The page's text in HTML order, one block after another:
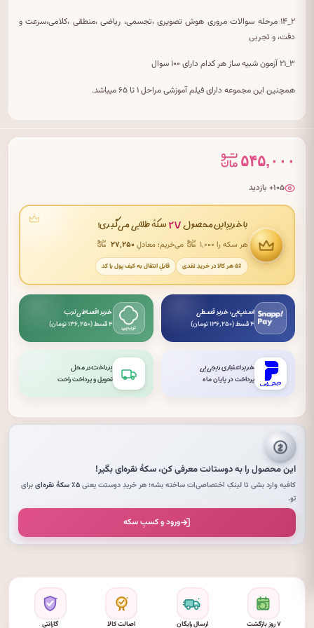
۲_۱۴ مرحله سوالات مروری هوش تصویری ،تجسمی، ریاضی ،منطقی ،کلامی،سرعت و
دقت، و تجربی
۳_۲۱ آزمون شبیه ساز هر کدام دارای ۱۰۰ سوال
همچنین این مجموعه دارای فیلم آموزشی مراحل ۱ تا ۶۵ میباشد.
۵۴۵,۰۰۰
۱۰۵+ بازدید
با خریدِ این محصول ۲۷ سکهٔ طلایی می‌گیری!
هر سکه را ۱٬۰۰۰ می‌خریم؛ معادلِ۲۷٬۲۵۰
۵٪ هر کالا در خریدِ نقدی قابلِ انتقال به کیف پول یا کد
اسنپ‌پی: خرید قسطی
۴ قسط (۱۳۶٬۲۵۰ تومان)
خرید اقساطی ترب
۴ قسط (۱۳۶٬۲۵۰ تومان)
خرید اعتباری دیجی‌پی
پرداخت در پایان ماه
پرداخت در محل
تحویل و پرداخت راحت
این محصول را به دوستانت معرفی کن،سکهٔ نقره‌ایبگیر!
کافیه وارد بشی تا لینکِ اختصاصی‌ات ساخته بشه؛ هر خریدِ دوستت یعنی۵٪ سکهٔ نقره‌ای
برای
تو.
ورود و کسبِ سکه
۷ روز بازگشت ارسال رایگان اصالت کالا گارانتی